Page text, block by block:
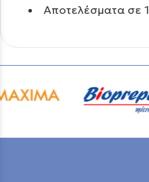
Αποτελέσματα σε